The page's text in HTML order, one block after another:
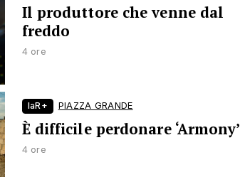
Il produttore che venne dal
freddo
4 ore
laR+ PIAZZA GRANDE
È difficile perdonare ‘Armony’
4 ore